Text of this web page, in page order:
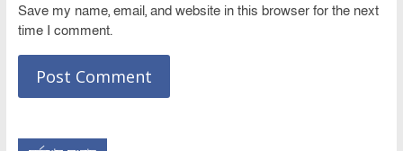
Save my name, email, and website in this browser for the next
time I comment.